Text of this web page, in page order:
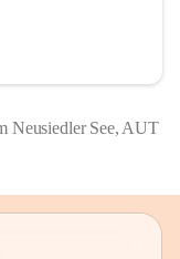
Neusiedler See, AUT